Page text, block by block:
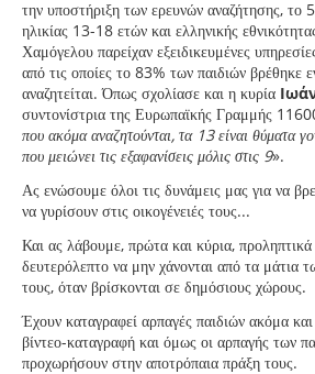
την υποστήριξη των ερευνών αναζήτησης, το
ηλικίας 13-18 ετών και ελληνικής
Χαμόγελου παρείχαν εξειδικευμένες
από τις οποίες το 83% των παιδιών
αναζητείται. Όπως σχολίασε και η κυρία
συντονίστρια της Ευρωπαϊκής Γραμμής
που ακόμα αναζητούνται, τα 13 είναι θύματα
που μειώνει τις εξαφανίσεις μόλις στις 9».
Ας ενώσουμε όλοι τις δυνάμεις μας για να
να γυρίσουν στις οικογένειές τους...
Και ας λάβουμε, πρώτα και κύρια,
δευτερόλεπτο να μην χάνονται από τα μάτια
τους, όταν βρίσκονται σε δημόσιους χώρους.
Έχουν καταγραφεί αρπαγές παιδιών ακόμα
βίντεο-καταγραφή και όμως οι αρπαγής των
προχωρήσουν στην αποτρόπαια πράξη τους.